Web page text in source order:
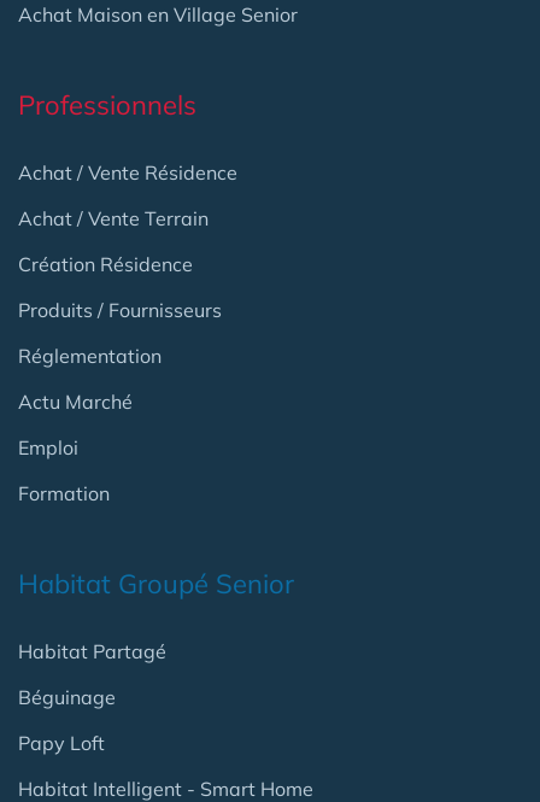
Achat Maison en Village Senior
Professionnels
Achat / Vente Résidence
Achat / Vente Terrain
Création Résidence
Produits / Fournisseurs
Réglementation
Actu Marché
Emploi
Formation
Habitat Groupé Senior
Habitat Partagé
Béguinage
Papy Loft
Habitat Intelligent - Smart Home